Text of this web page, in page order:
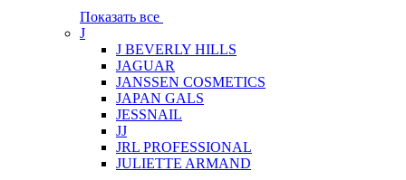
Показать все
J
J BEVERLY HILLS
JAGUAR
JANSSEN COSMETICS
JAPAN GALS
JESSNAIL
JJ
JRL PROFESSIONAL
JULIETTE ARMAND